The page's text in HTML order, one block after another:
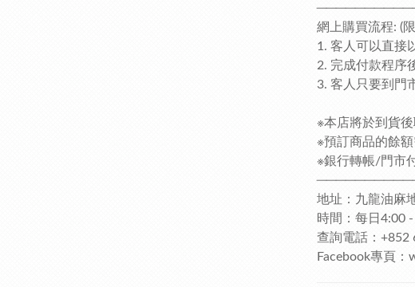
網上購買流程: (
1. 客人可以直接
2. 完成付款程序
3. 客人只要到門
※本店將於到貨
※預訂商品的餘
※銀行轉帳/門市
地址：九龍油麻
時間：每日4:00
查詢電話：+852
Facebook專頁